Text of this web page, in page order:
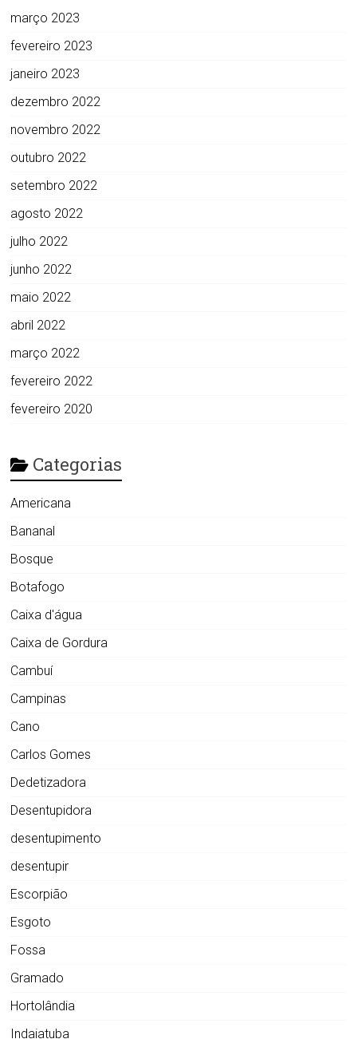
março 2023
fevereiro 2023
janeiro 2023
dezembro 2022
novembro 2022
outubro 2022
setembro 2022
agosto 2022
julho 2022
junho 2022
maio 2022
abril 2022
março 2022
fevereiro 2022
fevereiro 2020
Categorias
Americana
Bananal
Bosque
Botafogo
Caixa d'água
Caixa de Gordura
Cambuí
Campinas
Cano
Carlos Gomes
Dedetizadora
Desentupidora
desentupimento
desentupir
Escorpião
Esgoto
Fossa
Gramado
Hortolândia
Indaiatuba